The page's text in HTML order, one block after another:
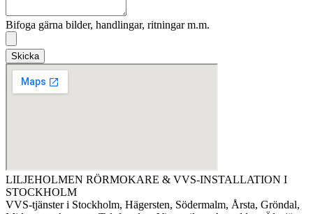
Bifoga gärna bilder, handlingar, ritningar m.m.
Skicka
LILJEHOLMEN RÖRMOKARE & VVS-INSTALLATION I
STOCKHOLM
VVS-tjänster i Stockholm, Hägersten, Södermalm, Årsta, Gröndal,